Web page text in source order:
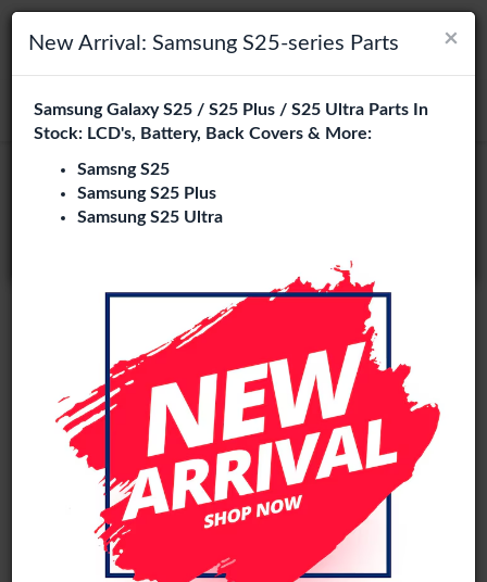
×
Wählen Sie Ihre Sprache
Es sieht so aus, als wären Sie in Vereinigte Staaten
Besuchen Sie
Navigation umschalten
suchen
Login
×
New Arrival: Samsung S25-series Parts
Samsung Galaxy S25 / S25 Plus / S25 Ultra Parts In
Stock: LCD's, Battery, Back Covers & More:
Samsng S25
Samsung S25 Plus
Samsung S25 Ultra